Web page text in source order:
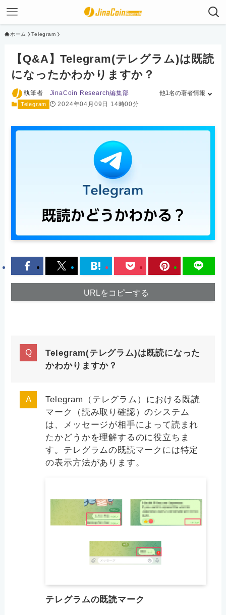
ホーム Telegram
【Q&A】Telegram(テレグラム)は既読
になったかわかりますか？
Telegram 2024年04月09日 14時00分
執筆者 JinaCoin Research編集部 他1名の著者情報
URLをコピーする
Telegram(テレグラム)は既読になった
かわかりますか？
Telegram（テレグラム）における既読
マーク（読み取り確認）のシステム
は、メッセージが相手によって読まれ
たかどうかを理解するのに役立ちま
す。テレグラムの既読マークには特定
の表示方法があります。
テレグラムの既読マーク